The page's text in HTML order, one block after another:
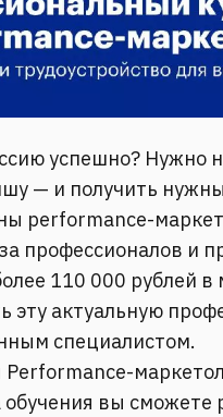
успешно? Нужно
— и получить
performance-
профессионалов и
110 000 рублей в
эту актуальную
специалистом.
вы сможете